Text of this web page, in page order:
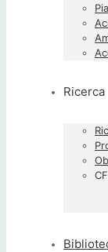
Ricerca